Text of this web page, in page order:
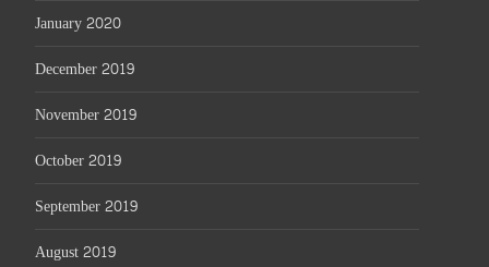
January 2020
December 2019
November 2019
October 2019
September 2019
August 2019